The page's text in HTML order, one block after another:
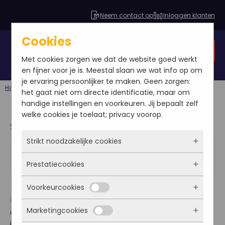
Neem contact op Inloggen klanten
Home Stagiair Yannick
Stagiair Yannick
Yannick Jonkheijm
2013-09-19
Blog
Hallo! Mijn naam is Yannick Jonkheijm, 19 jaar. Ik kom
oorspronkelijk uit Zeeland, maar zit nu voor mijn 3
Cookies
Met cookies zorgen we dat de website goed werkt
en fijner voor je is. Meestal slaan we wat info op om
je ervaring persoonlijker te maken. Geen zorgen:
het gaat niet om directe identificatie, maar om
handige instellingen en voorkeuren. Jij bepaalt zelf
welke cookies je toelaat; privacy voorop.
Strikt noodzakelijke cookies
Deze cookies zorgen ervoor dat de website
überhaupt werkt. Ze zijn dus altijd actief en
kunnen niet worden uitgezet. Meestal worden
ze alleen geplaatst als jij iets doet, zoals
inloggen, een formulier invullen of je
Prestatiecookies
Met deze cookies zien we hoe vaak onze site
bezocht wordt, waar bezoekers vandaan
komen en welke pagina’s populair zijn. Zo
Voorkeurcookies
Deze cookies onthouden jouw voorkeuren.
Marketingcookies